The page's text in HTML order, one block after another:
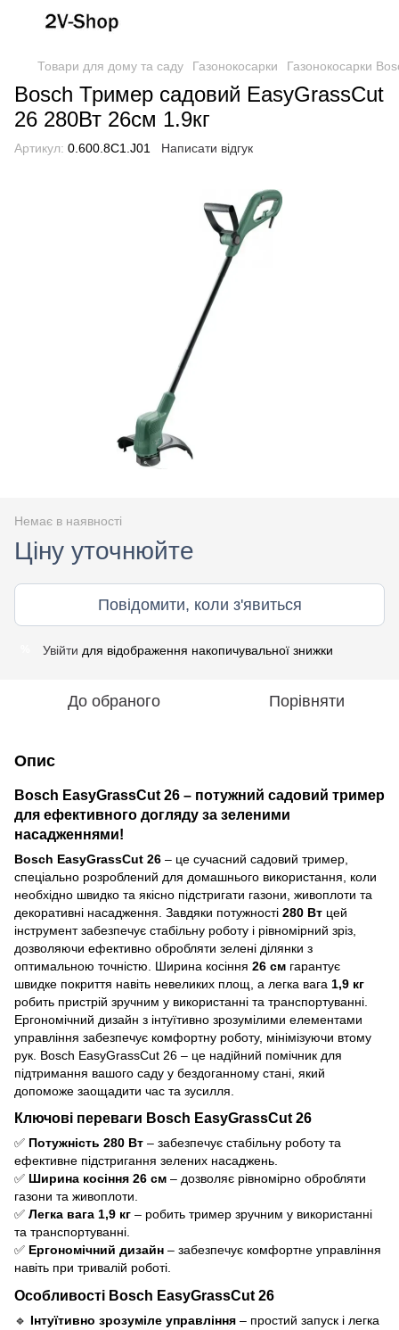
Товари для дому та саду Газонокосарки Газонокосарки
Bosch Тример садовий EasyGrassCut
26 280Вт 26см 1.9кг
Артикул: 0.600.8C1.J01 Написати відгук
Немає в наявності
Ціну уточнюйте
Повідомити, коли з'явиться
Увійти для відображення накопичувальної знижки
До обраного Порівняти
Опис
Bosch EasyGrassCut 26 – потужний садовий тример
для ефективного догляду за зеленими
насадженнями!
Bosch EasyGrassCut 26 – це сучасний садовий тример,
спеціально розроблений для домашнього використання, коли
необхідно швидко та якісно підстригати газони, живоплоти та
декоративні насадження. Завдяки потужності 280 Вт цей
інструмент забезпечує стабільну роботу і рівномірний зріз,
дозволяючи ефективно обробляти зелені ділянки з
оптимальною точністю. Ширина косіння 26 см гарантує
швидке покриття навіть невеликих площ, а легка вага 1,9 кг
робить пристрій зручним у використанні та транспортуванні.
Ергономічний дизайн з інтуїтивно зрозумілими елементами
управління забезпечує комфортну роботу, мінімізуючи втому
рук. Bosch EasyGrassCut 26 – це надійний помічник для
підтримання вашого саду у бездоганному стані, який
допоможе заощадити час та зусилля.
Ключові переваги Bosch EasyGrassCut 26
✅ Потужність 280 Вт – забезпечує стабільну роботу та
ефективне підстригання зелених насаджень.
✅ Ширина косіння 26 см – дозволяє рівномірно обробляти
газони та живоплоти.
✅ Легка вага 1,9 кг – робить тример зручним у використанні
та транспортуванні.
✅ Ергономічний дизайн – забезпечує комфортне управління
навіть при тривалій роботі.
Особливості Bosch EasyGrassCut 26
🔹 Інтуїтивно зрозуміле управління – простий запуск і легка